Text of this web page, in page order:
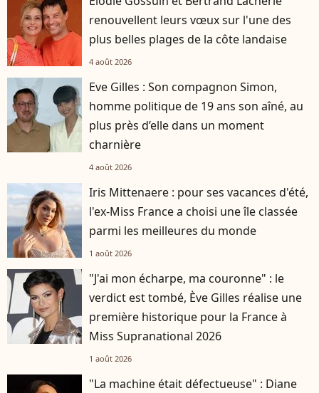
renouvellent leurs vœux sur l'une des
plus belles plages de la côte landaise
4 août 2026
Eve Gilles : Son compagnon Simon,
homme politique de 19 ans son aîné, au
plus près d’elle dans un moment
charnière
4 août 2026
Iris Mittenaere : pour ses vacances d'été,
l'ex-Miss France a choisi une île classée
parmi les meilleures du monde
1 août 2026
"J'ai mon écharpe, ma couronne" : le
verdict est tombé, Ève Gilles réalise une
première historique pour la France à
Miss Supranational 2026
1 août 2026
"La machine était défectueuse" : Diane